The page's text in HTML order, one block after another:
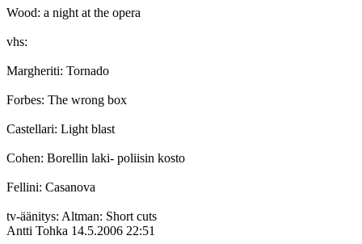
Wood: a night at the opera
vhs:
Margheriti: Tornado
Forbes: The wrong box
Castellari: Light blast
Cohen: Borellin laki- poliisin kosto
Fellini: Casanova
tv-äänitys: Altman: Short cuts
Antti Tohka 14.5.2006 22:51